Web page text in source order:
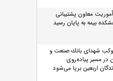
معاون پشتیبانی
بیمه به پایان رسید
شهدای بانك صنعت و
در مسیر پیاده‌روی
اربعین برپا می‌شود